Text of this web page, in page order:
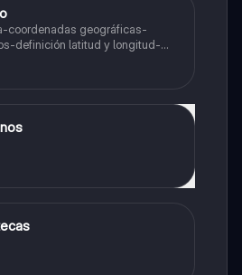
coordenadas geográficas-
definición latitud y longitud-
definición mapa-localización